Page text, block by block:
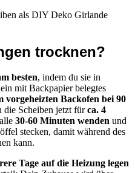
trocknen?
besten, indem du sie in
mit Backpapier belegtes
vorgeheizten Backofen bei 90
die Scheiben jetzt fürca. 4
30-60 Minuten wenden und
stecken, damit während des
kann.
Tage auf die Heizung legen